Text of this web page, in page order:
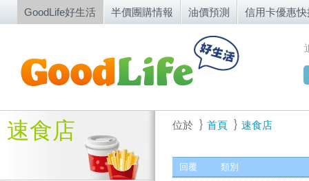
GoodLife好生活 半價團購情報 油價預測 信用卡優惠快
速食店 位於 首頁 速食店
回覆 類別